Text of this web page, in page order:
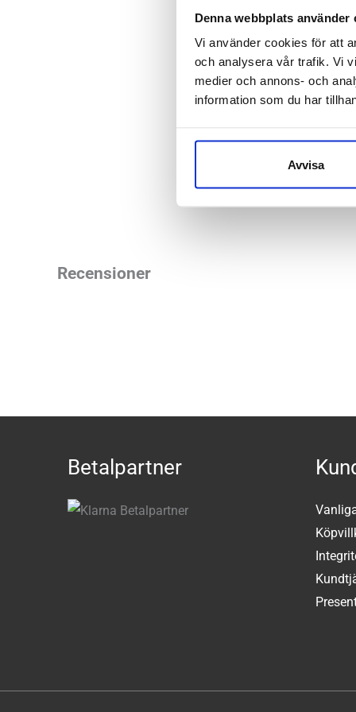
Denna webbplats använder
Vi använder cookies för att
och analysera vår trafik. Vi
medier och annons- och
information som du har
Avvisa
spänningar och
Tre
Används
8 cm i
12 månader
Recensioner
Betalpartner